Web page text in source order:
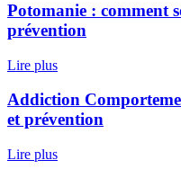
Potomanie : comment
prévention
Lire plus
Addiction
et prévention
Lire plus